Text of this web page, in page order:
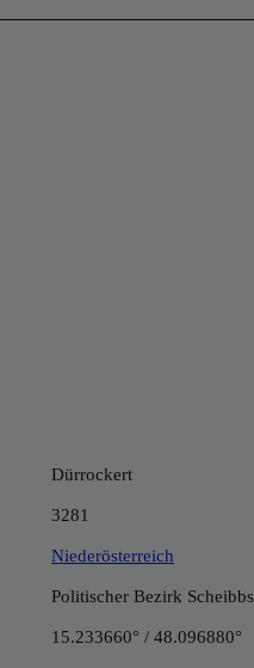
Dürrockert
3281
Niederösterreich
Politischer Bezirk Scheibbs
15.233660° / 48.096880°